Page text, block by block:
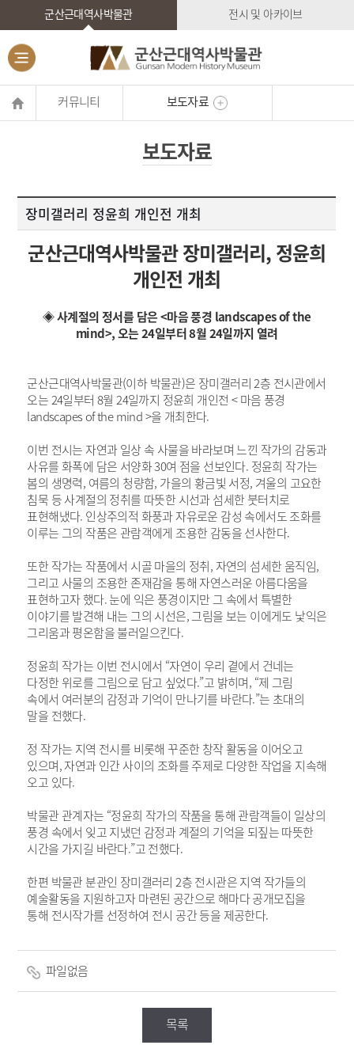
군산근대역사박물관 전시 및 아카이브
커뮤니티 보도자료
보도자료
장미갤러리 정윤희 개인전 개최
군산근대역사박물관 장미갤러리, 정윤희
개인전 개최
◈ 사계절의 정서를 담은 <마음 풍경 landscapes of the
mind>, 오는 24일부터 8월 24일까지 열려
군산근대역사박물관(이하 박물관)은 장미갤러리 2층 전시관에서
오는 24일부터 8월 24일까지 정윤희 개인전 < 마음 풍경
landscapes of the mind >을 개최한다.
이번 전시는 자연과 일상 속 사물을 바라보며 느낀 작가의 감동과
사유를 화폭에 담은 서양화 30여 점을 선보인다. 정윤희 작가는
봄의 생명력, 여름의 청량함, 가을의 황금빛 서정, 겨울의 고요한
침묵 등 사계절의 정취를 따뜻한 시선과 섬세한 붓터치로
표현해냈다. 인상주의적 화풍과 자유로운 감성 속에서도 조화를
이루는 그의 작품은 관람객에게 조용한 감동을 선사한다.
또한 작가는 작품에서 시골 마을의 정취, 자연의 섬세한 움직임,
그리고 사물의 조용한 존재감을 통해 자연스러운 아름다움을
표현하고자 했다. 눈에 익은 풍경이지만 그 속에서 특별한
이야기를 발견해 내는 그의 시선은, 그림을 보는 이에게도 낯익은
그리움과 평온함을 불러일으킨다.
정윤희 작가는 이번 전시에서 “자연이 우리 곁에서 건네는
다정한 위로를 그림으로 담고 싶었다.”고 밝히며, “제 그림
속에서 여러분의 감정과 기억이 만나기를 바란다.”는 초대의
말을 전했다.
정 작가는 지역 전시를 비롯해 꾸준한 창작 활동을 이어오고
있으며, 자연과 인간 사이의 조화를 주제로 다양한 작업을 지속해
오고 있다.
박물관 관계자는 “정윤희 작가의 작품을 통해 관람객들이 일상의
풍경 속에서 잊고 지냈던 감정과 계절의 기억을 되짚는 따뜻한
시간을 가지길 바란다.”고 전했다.
한편 박물관 분관인 장미갤러리 2층 전시관은 지역 작가들의
예술활동을 지원하고자 마련된 공간으로 해마다 공개모집을
통해 전시작가를 선정하여 전시 공간 등을 제공한다.
파일없음
목록